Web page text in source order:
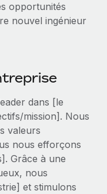
les RH à
des
tech
de partenariat
assistées par
opportunités
nouvel ingénieur
dans [le
mission]. Nous
valeurs
nous efforçons
Grâce à une
nous
et stimulons